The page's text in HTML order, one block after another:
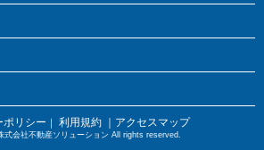
ポリシー ｜ 利用規約 ｜アクセスマップ
式会社不動産ソリューション All rights reserved.